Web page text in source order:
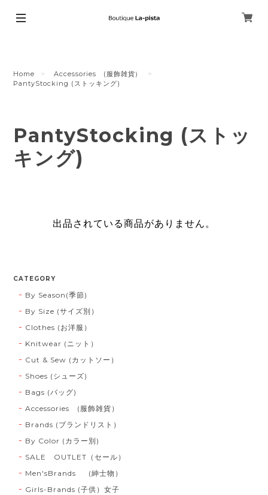
Home
Accessories (服飾雑貨）
PantyStocking (ストッキング)
PantyStocking (ストッ
キング)
出品されている商品がありません。
CATEGORY
By Season(季節)
By Size (サイズ別）
Clothes (お洋服）
Knitwear (ニット）
Cut & Sew (カットソー）
Shoes (シューズ)
Bags (バッグ)
Accessories (服飾雑貨）
Brands (ブランドリスト）
By Color (カラー別)
SALE OUTLET（セール）
Men'sBrands (紳士物）
Girls-Brands (子供）女子